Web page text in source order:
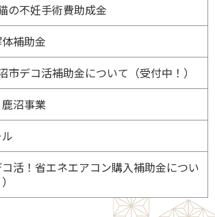
の不妊手術費助成金
補助金
市デコ活補助金について（受付中！）
沼事業
活！省エネエアコン購入補助金につい